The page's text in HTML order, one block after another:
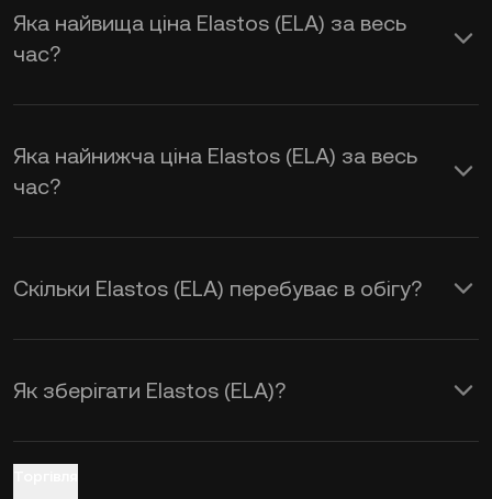
режимі реального часу для Elastos
(ELA). На ціну Elastos впливають
KuCoin, щоб отримати курс обміну
ELA to USD
Яка найвища ціна Elastos (ELA) за весь
час?
Яка найнижча ціна Elastos (ELA) за весь
час?
Скільки Elastos (ELA) перебуває в обігу?
Як зберігати Elastos (ELA)?